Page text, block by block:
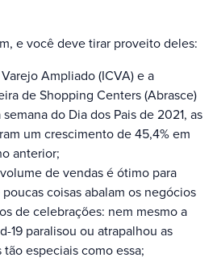
e você deve tirar proveito deles:
Ampliado (ICVA) e a
de Shopping Centers (Abrasce)
do Dia dos Pais de 2021, as
um crescimento de 45,4% em
anterior;
de vendas é ótimo para
coisas abalam os negócios
de celebrações: nem mesmo a
19 paralisou ou atrapalhou as
tão especiais como essa;